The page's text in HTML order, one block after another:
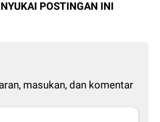
POSTINGAN INI
masukan, dan komentar